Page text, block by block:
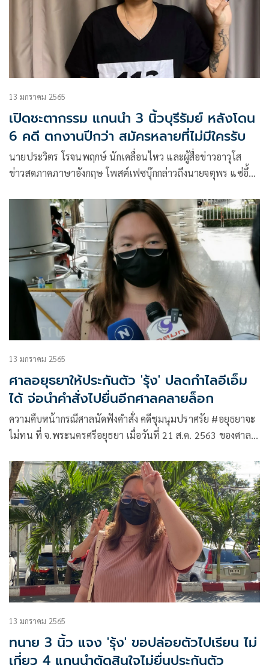
13 มกราคม 2565
เปิดชะตากรรม แกนนำ 3 นิ้วบุรีรัมย์ หลังโดน
6 คดี ตกงานปีกว่า สมัครหลายที่ไม่มีใครรับ
นายประวิตร โรจนพฤกษ์ นักเคลื่อนไหว และผู้สื่อข่าวอาวุโส
ข่าวสดภาคภาษาอังกฤษ โพสต์เฟซบุ๊กกล่าวถึงนายจตุพร แซ่อึ้ง
โดนคดีการเมือง:
13 มกราคม 2565
ศาลอยุธยาให้ประกันตัว 'รุ้ง' ปลดกำไลอีเอ็ม
ได้ จ่อนำคำสั่งไปยื่นอีกศาลคลายล็อก
ความคืบหน้ากรณีศาลนัดฟังคำสั่ง คดีชุมนุมปราศรัย #อยุธยาจะ
ไม่ทน ที่ จ.พระนครศรีอยุธยา เมื่อวันที่ 21 ส.ค. 2563 ของศาล
13 มกราคม 2565
ทนาย 3 นิ้ว แจง 'รุ้ง' ขอปล่อยตัวไปเรียน ไม่
เกี่ยว 4 แกนนำตัดสินใจไม่ยื่นประกันตัว